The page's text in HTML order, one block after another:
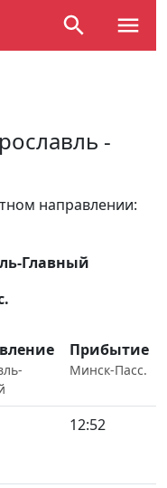
-
направлении:
Главный
Прибытие
Минск-Пасс.
12:52